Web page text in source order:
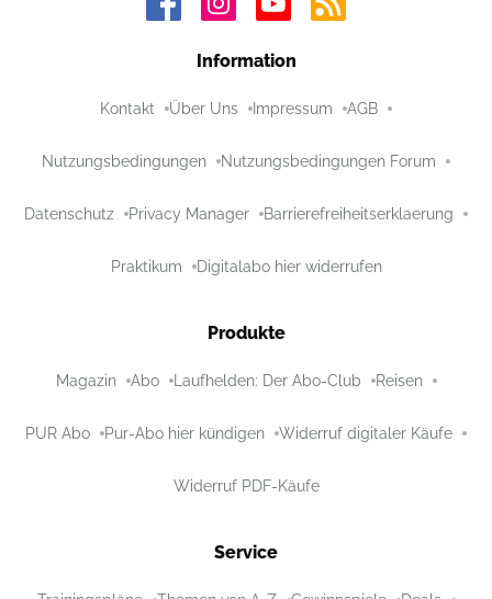
Information
Kontakt Über Uns Impressum AGB
Nutzungsbedingungen Nutzungsbedingungen Forum
Datenschutz Privacy Manager Barrierefreiheitserklaerung
Praktikum Digitalabo hier widerrufen
Produkte
Magazin Abo Laufhelden: Der Abo-Club Reisen
PUR Abo Pur-Abo hier kündigen Widerruf digitaler Käufe
Widerruf PDF-Käufe
Service